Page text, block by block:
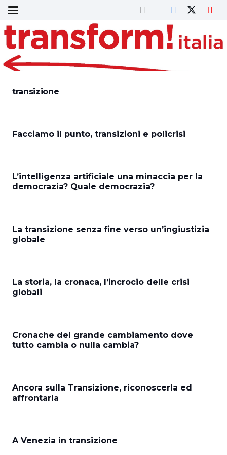
transizione
Facciamo il punto, transizioni e policrisi
L’intelligenza artificiale una minaccia per la
democrazia? Quale democrazia?
La transizione senza fine verso un’ingiustizia
globale
La storia, la cronaca, l’incrocio delle crisi
globali
Cronache del grande cambiamento dove
tutto cambia o nulla cambia?
Ancora sulla Transizione, riconoscerla ed
affrontarla
A Venezia in transizione